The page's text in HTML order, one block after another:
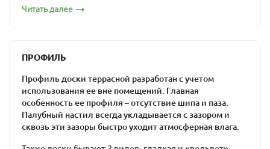
возможность использовать его в строительстве для
Террасная доска из
лиственницы: профиль
«Вельвет»
Такой вид декинга называют также рифленым ввиду
Читать далее
ПРОФИЛЬ
Профиль доски террасной разработан с учетом
использования ее вне помещений. Главная
особенность ее профиля – отсутствие шипа и паза.
Палубный настил всегда укладывается с зазором и
сквозь эти зазоры быстро уходит атмосферная влага.